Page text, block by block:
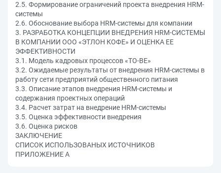
2.5. Формирование ограничений проекта внедрения HRM-
системы
2.6. Обоснование выбора HRM-системы для компании
3. РАЗРАБОТКА КОНЦЕПЦИИ ВНЕДРЕНИЯ HRM-СИСТЕМЫ
В КОМПАНИИ ООО «ЭТЛОН КОФЕ» И ОЦЕНКА ЕЕ
ЭФФЕКТИВНОСТИ
3.1. Модель кадровых процессов «TO-BE»
3.2. Ожидаемые результаты от внедрения HRM-системы в
работу сети предприятий общественного питания
3.3. Описание этапов внедрения HRM-системы и
содержания проектных операций
3.4. Расчет затрат на внедрение HRM-системы
3.5. Оценка эффективности внедрения
3.6. Оценка рисков
ЗАКЛЮЧЕНИЕ
СПИСОК ИСПОЛЬЗОВАНЫХ ИСТОЧНИКОВ
ПРИЛОЖЕНИЕ А